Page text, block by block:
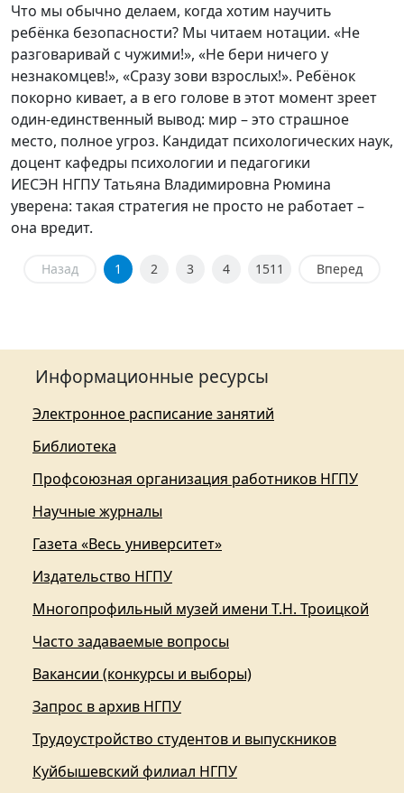
Что мы обычно делаем, когда хотим научить
ребёнка безопасности? Мы читаем нотации. «Не
разговаривай с чужими!», «Не бери ничего у
незнакомцев!», «Сразу зови взрослых!». Ребёнок
покорно кивает, а в его голове в этот момент зреет
один-единственный вывод: мир – это страшное
место, полное угроз. Кандидат психологических наук,
доцент кафедры психологии и педагогики
ИЕСЭН НГПУ Татьяна Владимировна Рюмина
уверена: такая стратегия не просто не работает –
она вредит.
Назад 1 2 3 4 1511 Вперед
Информационные ресурсы
Электронное расписание занятий
Библиотека
Профсоюзная организация работников НГПУ
Научные журналы
Газета «Весь университет»
Издательство НГПУ
Многопрофильный музей имени Т.Н. Троицкой
Часто задаваемые вопросы
Вакансии (конкурсы и выборы)
Запрос в архив НГПУ
Трудоустройство студентов и выпускников
Куйбышевский филиал НГПУ